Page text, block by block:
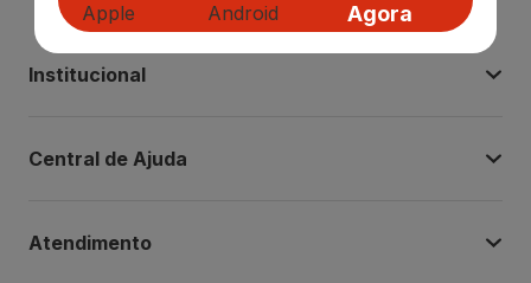
Agora
Institucional
Central de Ajuda
Atendimento